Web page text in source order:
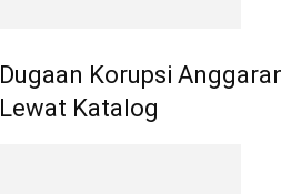
Dugaan Korupsi
Lewat Katalog